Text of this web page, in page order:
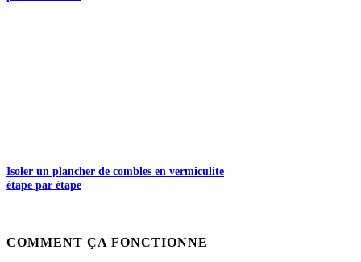
Isoler un plancher de combles en vermiculite
étape par étape
COMMENT ÇA FONCTIONNE